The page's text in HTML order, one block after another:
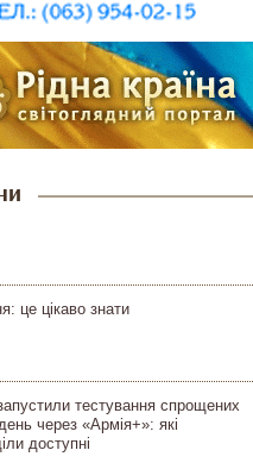
це цікаво знати
тестування спрощених
через «Армія+»: які
доступні